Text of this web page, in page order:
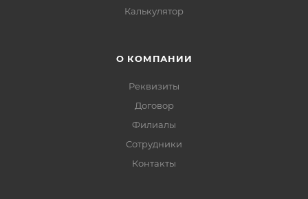
Калькулятор
О КОМПАНИИ
Реквизиты
Договор
Филиалы
Сотрудники
Контакты